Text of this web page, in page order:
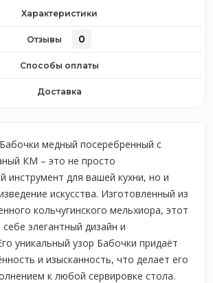
Характеристики
Отзывы 0
Способы оплаты
Доставка
медный посеребренный с
КМ – это не просто
инструмент для вашей кухни, но и
искусства. Изготовленный из
кольчугинского мельхиора, этот
элегантный дизайн и
уникальный узор Бабочки придаёт
и изысканность, что делает его
к любой сервировке стола.